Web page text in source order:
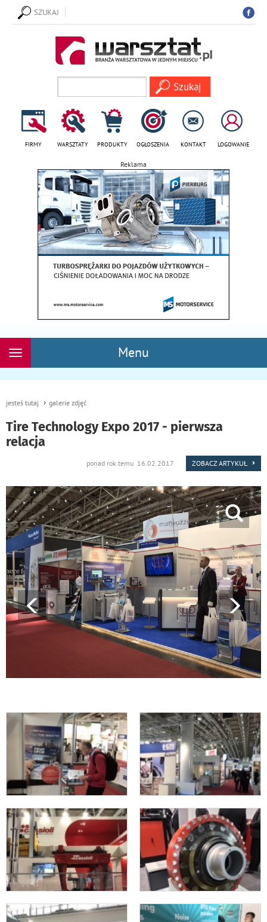
SZUKAJ
FIRMY WARSZTATY PRODUKTY OGŁOSZENIA KONTAKT LOGOWANIE
Reklama
Menu
Rozwiń
jesteś tutaj galerie zdjęć
Tire Technology Expo 2017 - pierwsza
relacja
ponad rok temu 16.02.2017 ZOBACZ ARTYKUŁ